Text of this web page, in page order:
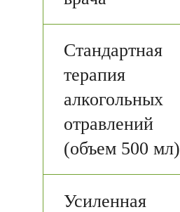
Стандартная
терапия
алкогольных
отравлений
(объем 500 мл)
Усиленная